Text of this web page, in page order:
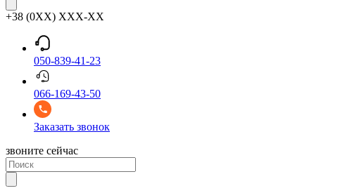
+38 (0XX) XXX-XX
050-839-41-23
066-169-43-50
Заказать звонок
звоните сейчас